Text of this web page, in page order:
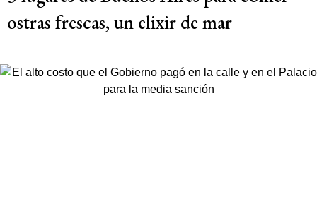
ostras frescas, un elixir de mar